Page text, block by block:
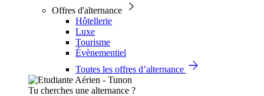
Offres d'alternance
Hôtellerie
Luxe
Tourisme
Évènementiel
Toutes les offres d’alternance
Tu cherches une alternance ?